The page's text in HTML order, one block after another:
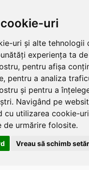
uri
uri și alte tehnologii
experiența ta
pentru afișa
pentru a analiza
și pentru a
Navigând pe
cu utilizarea cookie-
de urmărire folosite.
Vreau să schimb